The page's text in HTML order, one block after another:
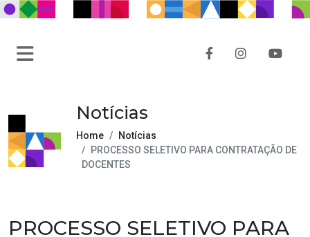
Notícias
Home
Notícias
PROCESSO SELETIVO PARA CONTRATAÇÃO DE
DOCENTES
PROCESSO SELETIVO PARA